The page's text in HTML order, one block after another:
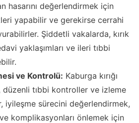
hasarını değerlendirmek için
yapabilir ve gerekirse cerrahi
Şiddetli vakalarda, kırık
yaklaşımları ve ileri tıbbi
ve Kontrolü: Kaburga kırığı
tıbbi kontroller ve izleme
iyileşme sürecini değerlendirmek,
komplikasyonları önlemek için